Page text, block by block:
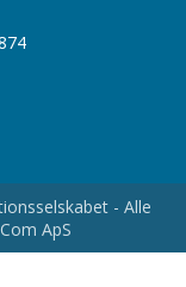
- Alle
ApS